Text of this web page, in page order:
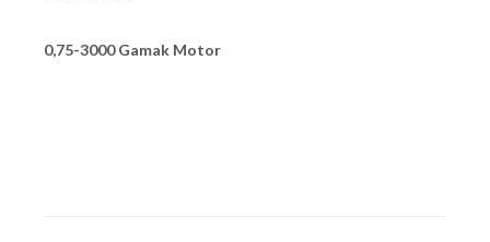
0,75-3000 Gamak Motor